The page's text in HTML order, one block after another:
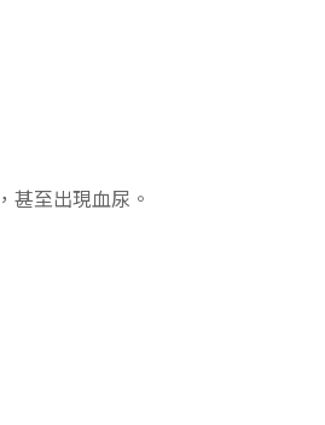
甚至出現血尿。